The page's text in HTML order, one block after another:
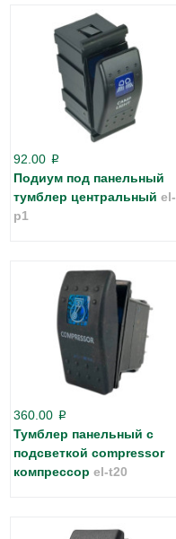
92.00 p
Подиум под панельный
тумблер центральный el-
p1
360.00 p
Тумблер панельный с
подсветкой compressor
компрессор el-t20